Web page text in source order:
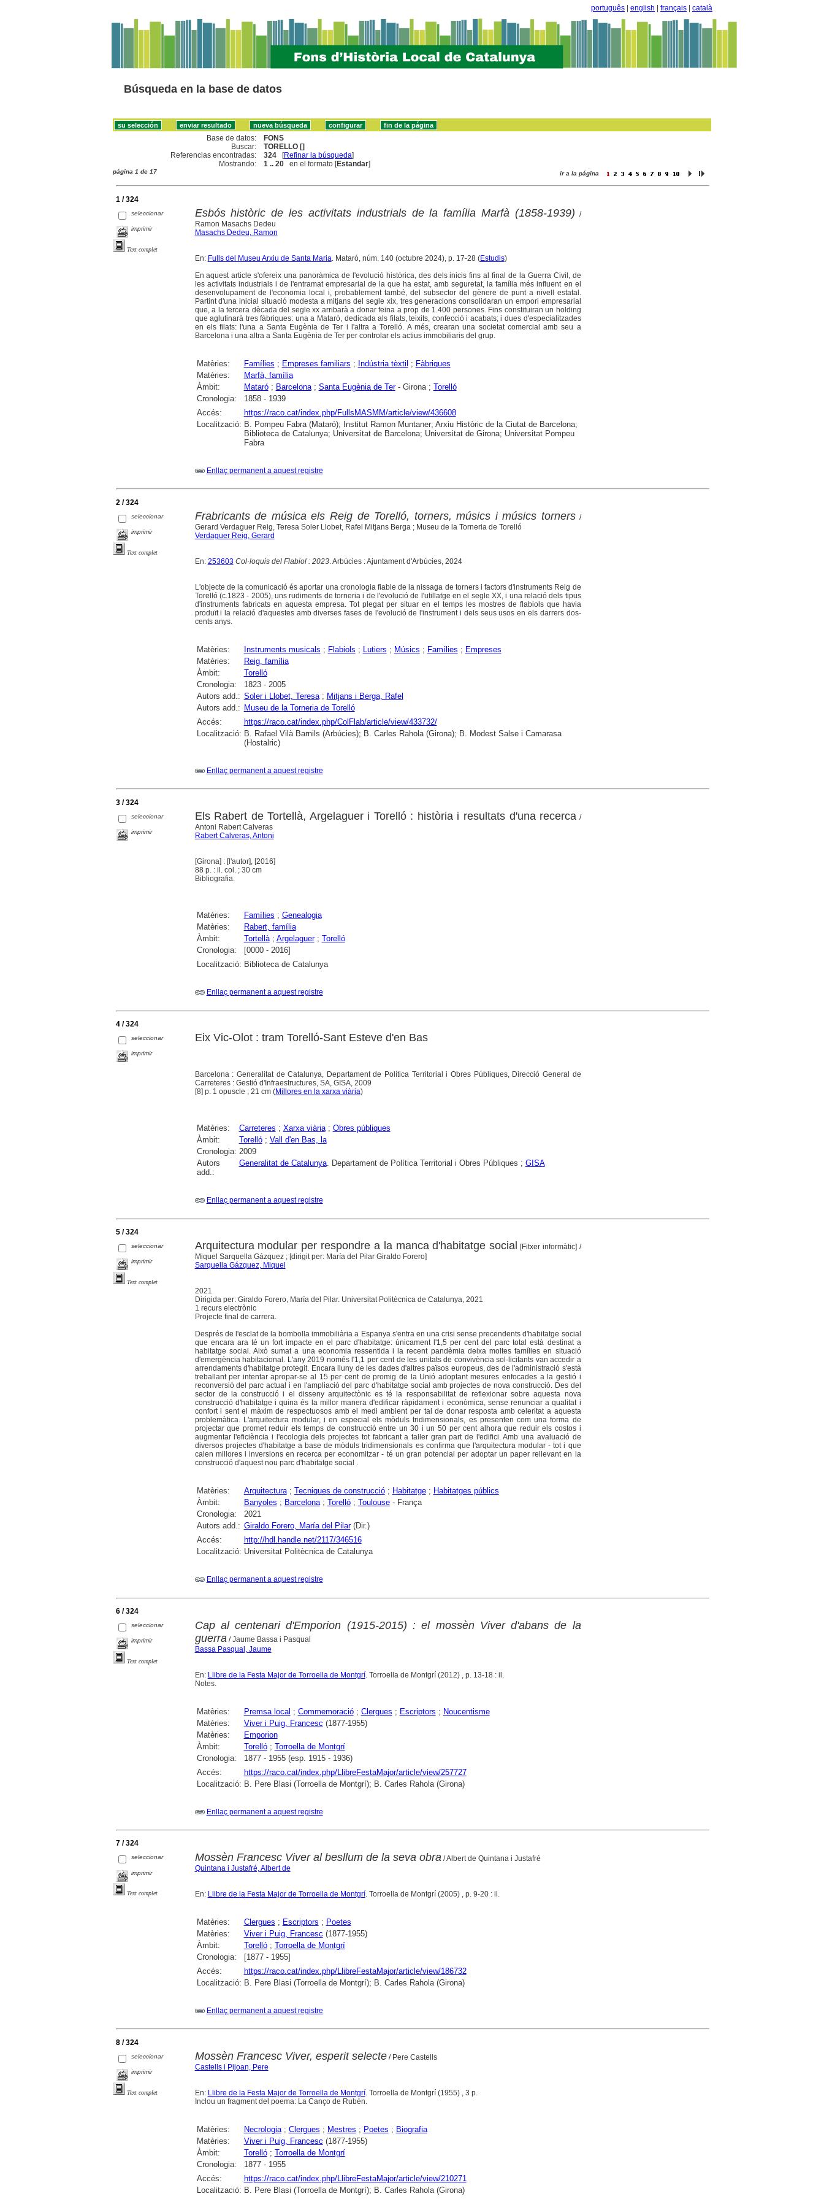
português english français català
Búsqueda en la base de datos
Base de datos:
FONS
Buscar:
TORELLO []
Referencias encontradas:
324 [Refinar la búsqueda]
Mostrando:
1 .. 20 en el formato [Estandar]
página 1 de 17 ir a la página
1 / 324
seleccionar
imprimir
Text complet
Esbós històric de les activitats industrials de la família Marfà (1858-1939) /
Ramon Masachs Dedeu
Masachs Dedeu, Ramon
En: Fulls del Museu Arxiu de Santa Maria. Mataró, núm. 140 (octubre 2024), p. 17-28 (Estudis)
En aquest article s'ofereix una panoràmica de l'evolució històrica, des dels inicis fins al final de la Guerra Civil, de
les activitats industrials i de l'entramat empresarial de la que ha estat, amb seguretat, la família més influent en el
desenvolupament de l'economia local i, probablement també, del subsector del gènere de punt a nivell estatal.
Partint d'una inicial situació modesta a mitjans del segle xix, tres generacions consolidaran un empori empresarial
que, a la tercera dècada del segle xx arribarà a donar feina a prop de 1.400 persones. Fins constituiran un holding
que aglutinarà tres fàbriques: una a Mataró, dedicada als filats, teixits, confecció i acabats; i dues d'especialitzades
en els filats: l'una a Santa Eugènia de Ter i l'altra a Torelló. A més, crearan una societat comercial amb seu a
Barcelona i una altra a Santa Eugènia de Ter per controlar els actius immobiliaris del grup.
Matèries: Famílies ; Empreses familiars ; Indústria tèxtil ; Fàbriques
Matèries:
Marfà, família
Àmbit:
Mataró; Barcelona; Santa Eugènia de Ter- Girona ; Torelló
Cronologia:
1858 - 1939
Accés:
https://raco.cat/index.php/FullsMASMM/article/view/436608
Localització: B. Pompeu Fabra (Mataró); Institut Ramon Muntaner; Arxiu Històric de la Ciutat de Barcelona;
Biblioteca de Catalunya; Universitat de Barcelona; Universitat de Girona; Universitat Pompeu
Fabra
Enllaç permanent a aquest registre
2 / 324
seleccionar
imprimir
Text complet
Frabricants de música els Reig de Torelló, torners, músics i músics torners /
Gerard Verdaguer Reig, Teresa Soler Llobet, Rafel Mitjans Berga ; Museu de la Torneria de Torelló
Verdaguer Reig, Gerard
En: 253603 Col·loquis del Flabiol : 2023. Arbúcies : Ajuntament d'Arbúcies, 2024
L'objecte de la comunicació és aportar una cronologia fiable de la nissaga de torners i factors d'instruments Reig de
Torelló (c.1823 - 2005), uns rudiments de torneria i de l'evolució de l'utillatge en el segle XX, i una relació dels tipus
d'instruments fabricats en aquesta empresa. Tot plegat per situar en el temps les mostres de flabiols que havia
produït i la relació d'aquestes amb diverses fases de l'evolució de l'instrument i dels seus usos en els darrers dos-
cents anys.
Matèries: Instruments musicals ; Flabiols ; Lutiers ; Músics ; Famílies ; Empreses
Matèries:
Reig, família
Àmbit:
Torelló
Cronologia:
1823 - 2005
Autors add.: Soler i Llobet, Teresa; Mitjans i Berga, Rafel
Autors add.: Museu de la Torneria de Torelló
Accés:
https://raco.cat/index.php/ColFlab/article/view/433732/
Localització: B. Rafael Vilà Barnils (Arbúcies); B. Carles Rahola (Girona); B. Modest Salse i Camarasa
(Hostalric)
Enllaç permanent a aquest registre
3 / 324
seleccionar
imprimir
Els Rabert de Tortellà, Argelaguer i Torelló : història i resultats d'una recerca /
Antoni Rabert Calveras
Rabert Calveras, Antoni
[Girona] : [l'autor], [2016]
88 p. : il. col. ; 30 cm
Bibliografia.
Matèries: Famílies ; Genealogia
Matèries:
Rabert, família
Àmbit:
Tortellà; Argelaguer; Torelló
Cronologia:
[0000 - 2016]
Localització: Biblioteca de Catalunya
Enllaç permanent a aquest registre
4 / 324
seleccionar
imprimir
Eix Vic-Olot : tram Torelló-Sant Esteve d'en Bas
Barcelona : Generalitat de Catalunya, Departament de Política Territorial i Obres Públiques, Direcció General de
Carreteres : Gestió d'Infraestructures, SA, GISA, 2009
[8] p. 1 opuscle ; 21 cm (Millores en la xarxa viària)
Matèries: Carreteres ; Xarxa viària; Obres públiques
Àmbit:
Torelló; Vall d'en Bas, la
Cronologia: 2009
Autors
add.:
Generalitat de Catalunya. Departament de Política Territorial i Obres Públiques ; GISA
Enllaç permanent a aquest registre
5 / 324
seleccionar
imprimir
Text complet
Arquitectura modular per respondre a la manca d'habitatge social [Fitxer informàtic] /
Miquel Sarquella Gázquez ; [dirigit per: María del Pilar Giraldo Forero]
Sarquella Gázquez, Miquel
2021
Dirigida per: Giraldo Forero, María del Pilar. Universitat Politècnica de Catalunya, 2021
1 recurs electrònic
Projecte final de carrera.
Després de l'esclat de la bombolla immobiliària a Espanya s'entra en una crisi sense precendents d'habitatge social
que encara ara té un fort impacte en el parc d'habitatge: únicament l'1,5 per cent del parc total està destinat a
habitatge social. Això sumat a una economia ressentida i la recent pandèmia deixa moltes famílies en situació
d'emergència habitacional. L'any 2019 només l'1,1 per cent de les unitats de convivència sol·licitants van accedir a
arrendaments d'habitatge protegit. Encara lluny de les dades d'altres països europeus, des de l'administració s'està
treballant per intentar apropar-se al 15 per cent de promig de la Unió adoptant mesures enfocades a la gestió i
reconversió del parc actual i en l'ampliació del parc d'habitatge social amb projectes de nova construcció. Des del
sector de la construcció i el disseny arquitectònic es té la responsabilitat de reflexionar sobre aquesta nova
construcció d'habitatge i quina és la millor manera d'edificar ràpidament i econòmica, sense renunciar a qualitat i
confort i sent el màxim de respectuosos amb el medi ambient per tal de donar resposta amb celeritat a aquesta
problemàtica. L'arquitectura modular, i en especial els mòduls tridimensionals, es presenten com una forma de
projectar que promet reduir els temps de construcció entre un 30 i un 50 per cent alhora que reduir els costos i
augmentar l'eficiència i l'ecologia dels projectes tot fabricant a taller gran part de l'edifici. Amb una avaluació de
diversos projectes d'habitatge a base de mòduls tridimensionals es confirma que l'arquitectura modular - tot i que
calen millores i inversions en recerca per economitzar - té un gran potencial per adoptar un paper rellevant en la
construcció d'aquest nou parc d'habitatge social .
Matèries: Arquitectura; Tecniques de construcció; Habitatge; Habitatges públics
Àmbit:
Banyoles ; Barcelona; Torelló; Toulouse- França
Cronologia:
2021
Autors add.: Giraldo Forero, María del Pilar(Dir.)
Accés:
http://hdl.handle.net/2117/346516
Localització: Universitat Politècnica de Catalunya
Enllaç permanent a aquest registre
6 / 324
seleccionar
imprimir
Text complet
Cap al centenari d'Emporion (1915-2015) : el mossèn Viver d'abans de la
guerra / Jaume Bassa i Pasqual
Bassa Pasqual, Jaume
En: Llibre de la Festa Major de Torroella de Montgrí. Torroella de Montgrí (2012) , p. 13-18 : il.
Notes.
Matèries: Premsa local ; Commemoració; Clergues ; Escriptors ; Noucentisme
Matèries:
Viver i Puig, Francesc (1877-1955)
Matèries:
Emporion
Àmbit:
Torelló; Torroella de Montgrí
Cronologia:
1877 - 1955 (esp. 1915 - 1936)
Accés:
https://raco.cat/index.php/LlibreFestaMajor/article/view/257727
Localització: B. Pere Blasi (Torroella de Montgrí); B. Carles Rahola (Girona)
Enllaç permanent a aquest registre
7 / 324
seleccionar
imprimir
Text complet
Mossèn Francesc Viver al besllum de la seva obra / Albert de Quintana i Justafré
Quintana i Justafré, Albert de
En: Llibre de la Festa Major de Torroella de Montgrí. Torroella de Montgrí (2005) , p. 9-20 : il.
Matèries: Clergues ; Escriptors ; Poetes
Matèries:
Viver i Puig, Francesc (1877-1955)
Àmbit:
Torelló; Torroella de Montgrí
Cronologia:
[1877 - 1955]
Accés:
https://raco.cat/index.php/LlibreFestaMajor/article/view/186732
Localització: B. Pere Blasi (Torroella de Montgrí); B. Carles Rahola (Girona)
Enllaç permanent a aquest registre
8 / 324
seleccionar
imprimir
Text complet
Mossèn Francesc Viver, esperit selecte/ Pere Castells
Castells i Pijoan, Pere
En: Llibre de la Festa Major de Torroella de Montgrí. Torroella de Montgrí (1955) , 3 p.
Inclou un fragment del poema: La Canço de Rubèn.
Matèries: Necrologia; Clergues ; Mestres ; Poetes ; Biografia
Matèries:
Viver i Puig, Francesc (1877-1955)
Àmbit:
Torelló; Torroella de Montgrí
Cronologia:
1877 - 1955
Accés:
https://raco.cat/index.php/LlibreFestaMajor/article/view/210271
Localització: B. Pere Blasi (Torroella de Montgrí); B. Carles Rahola (Girona)